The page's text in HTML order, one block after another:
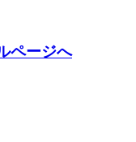
ページへ